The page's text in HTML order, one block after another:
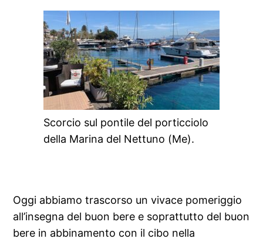
Scorcio sul pontile del porticciolo
della Marina del Nettuno (Me).
Oggi abbiamo trascorso un vivace pomeriggio
all’insegna del buon bere e soprattutto del buon
bere in abbinamento con il cibo nella